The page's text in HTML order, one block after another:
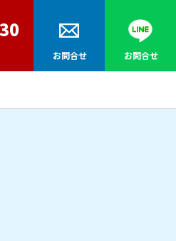
お問合せ お問合せ